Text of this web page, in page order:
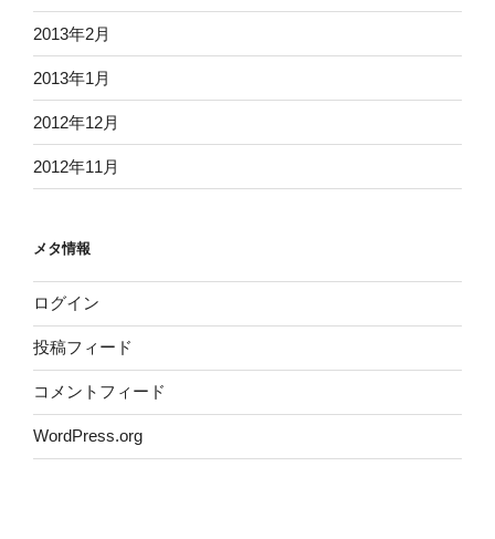
2013年2月
2013年1月
2012年12月
2012年11月
メタ情報
ログイン
投稿フィード
コメントフィード
WordPress.org